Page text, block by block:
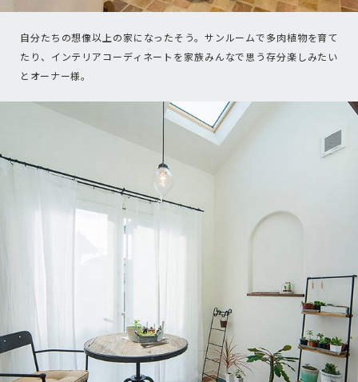
自分たちの想像以上の家になったそう。サンルームで多肉植物を育て
たり、インテリアコーディネートを家族みんなで思う存分楽しみたい
とオーナー様。